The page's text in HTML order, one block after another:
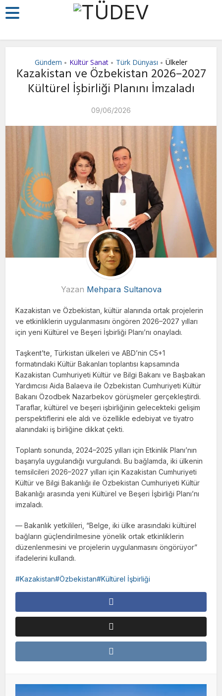
Gündem • Kültür Sanat • Türk Dünyası • Ülkeler
Kazakistan ve Özbekistan 2026–2027
Kültürel İşbirliği Planını İmzaladı
09/06/2026
Yazan Mehpara Sultanova
Kazakistan ve Özbekistan, kültür alanında ortak projelerin
ve etkinliklerin uygulanmasını öngören 2026–2027 yılları
için yeni Kültürel ve Beşeri İşbirliği Planı’nı onayladı.
Taşkent’te, Türkistan ülkeleri ve ABD’nin C5+1
formatındaki Kültür Bakanları toplantısı kapsamında
Kazakistan Cumhuriyeti Kültür ve Bilgi Bakanı ve Başbakan
Yardımcısı Aida Balaeva ile Özbekistan Cumhuriyeti Kültür
Bakanı Özodbek Nazarbekov görüşmeler gerçekleştirdi.
Taraflar, kültürel ve beşeri işbirliğinin gelecekteki gelişim
perspektiflerini ele aldı ve özellikle edebiyat ve tiyatro
alanındaki iş birliğine dikkat çekti.
Toplantı sonunda, 2024–2025 yılları için Etkinlik Planı’nın
başarıyla uygulandığı vurgulandı. Bu bağlamda, iki ülkenin
temsilcileri 2026–2027 yılları için Kazakistan Cumhuriyeti
Kültür ve Bilgi Bakanlığı ile Özbekistan Cumhuriyeti Kültür
Bakanlığı arasında yeni Kültürel ve Beşeri İşbirliği Planı’nı
imzaladı.
— Bakanlık yetkilileri, “Belge, iki ülke arasındaki kültürel
bağların güçlendirilmesine yönelik ortak etkinliklerin
düzenlenmesini ve projelerin uygulanmasını öngörüyor”
ifadelerini kullandı.
Kazakistan#Özbekistan#Kültürel İşbirliği